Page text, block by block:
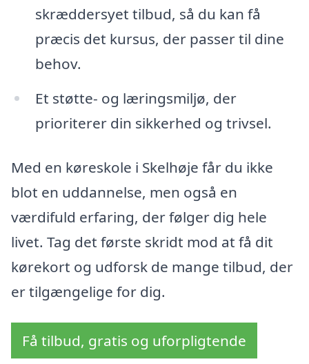
skræddersyet tilbud, så du kan få
præcis det kursus, der passer til dine
behov.
Et støtte- og læringsmiljø, der
prioriterer din sikkerhed og trivsel.
Med en køreskole i Skelhøje får du ikke
blot en uddannelse, men også en
værdifuld erfaring, der følger dig hele
livet. Tag det første skridt mod at få dit
kørekort og udforsk de mange tilbud, der
er tilgængelige for dig.
Få tilbud, gratis og uforpligtende